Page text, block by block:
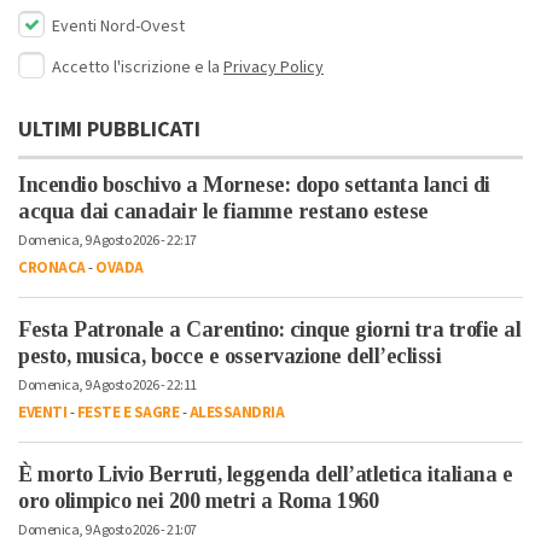
Eventi Nord-Ovest
Accetto l'iscrizione e la Privacy Policy
ULTIMI PUBBLICATI
Incendio boschivo a Mornese: dopo settanta lanci di
acqua dai canadair le fiamme restano estese
Domenica, 9 Agosto 2026 - 22:17
CRONACA-OVADA
Festa Patronale a Carentino: cinque giorni tra trofie al
pesto, musica, bocce e osservazione dell’eclissi
Domenica, 9 Agosto 2026 - 22:11
EVENTI-FESTE E SAGRE-ALESSANDRIA
È morto Livio Berruti, leggenda dell’atletica italiana e
oro olimpico nei 200 metri a Roma 1960
Domenica, 9 Agosto 2026 - 21:07